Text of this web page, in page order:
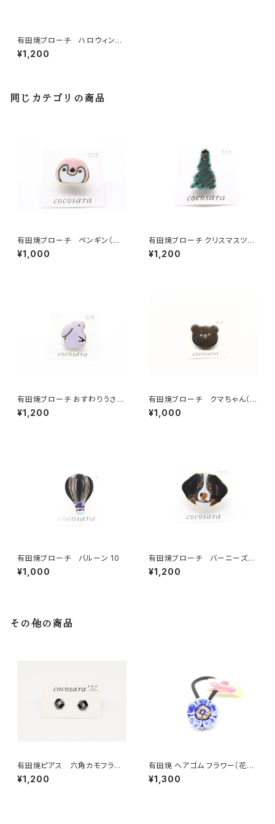
有田焼ブローチ ハロウィン
クマ 黒
¥1,200
同じカテゴリの商品
有田焼ブローチ ペンギン（ピ
ンク）
¥1,000
有田焼ブローチ クリスマスツリ
ー 4
¥1,200
有田焼ブローチ おすわりうさぎ
（紫）
¥1,200
有田焼ブローチ クマちゃん（ク
ロ）
¥1,000
有田焼ブローチ バルーン 10
¥1,000
有田焼ブローチ バーニーズ・
マウンテン
¥1,200
その他の商品
有田焼ピアス 六角カモフラー
ジュ ブラック
¥1,200
有田焼 ヘアゴム フラワー（花芯
金彩） ブルー
¥1,300